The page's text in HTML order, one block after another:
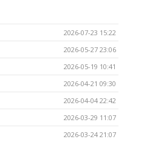
2026-07-23 15:22
2026-05-27 23:06
2026-05-19 10:41
2026-04-21 09:30
2026-04-04 22:42
2026-03-29 11:07
2026-03-24 21:07